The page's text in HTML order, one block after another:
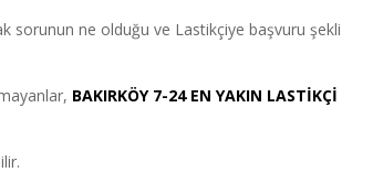
sorunun ne olduğu ve Lastikçiye başvuru şekli
, BAKIRKÖY 7-24 EN YAKIN LASTİKÇİ